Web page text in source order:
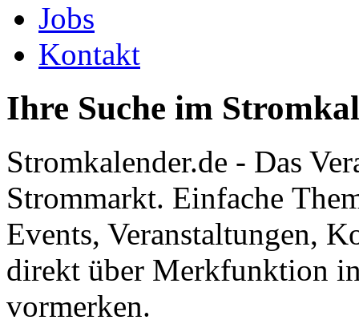
Jobs
Kontakt
Ihre Suche im
Stromkalender.de - Das
Strommarkt. Einfache
Events, Veranstaltungen,
direkt über Merkfunktion
vormerken.